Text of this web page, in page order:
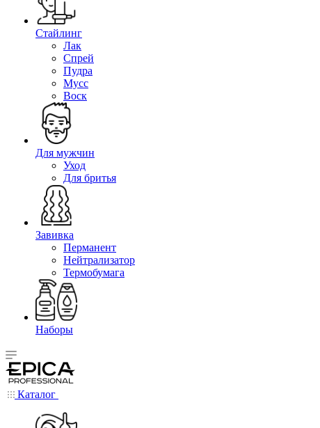
Стайлинг
Лак
Спрей
Пудра
Мусс
Воск
Для мужчин
Уход
Для бритья
Завивка
Перманент
Нейтрализатор
Термобумага
Наборы
Каталог